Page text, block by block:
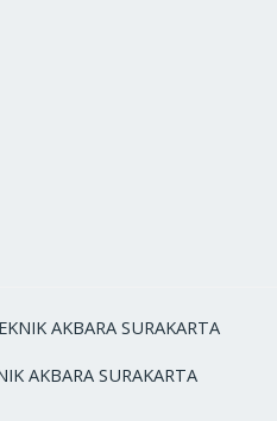
AKBARA SURAKARTA
AKBARA SURAKARTA